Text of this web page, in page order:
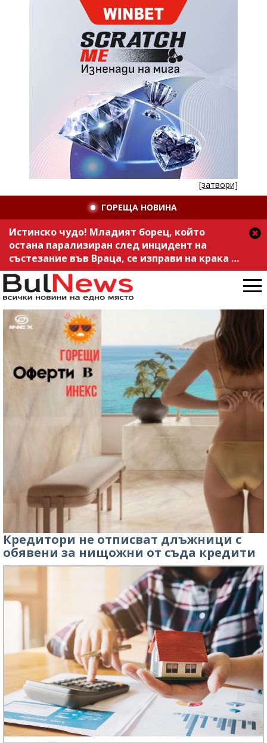
[затвори]
ГОРЕЩА НОВИНА
Истинско чудо! Младият борец, който
остана парализиран след инцидент на
състезание във Враца, се изправи на крака /
снимка/
Кредитори не отписват длъжници с
обявени за нищожни от съда кредити